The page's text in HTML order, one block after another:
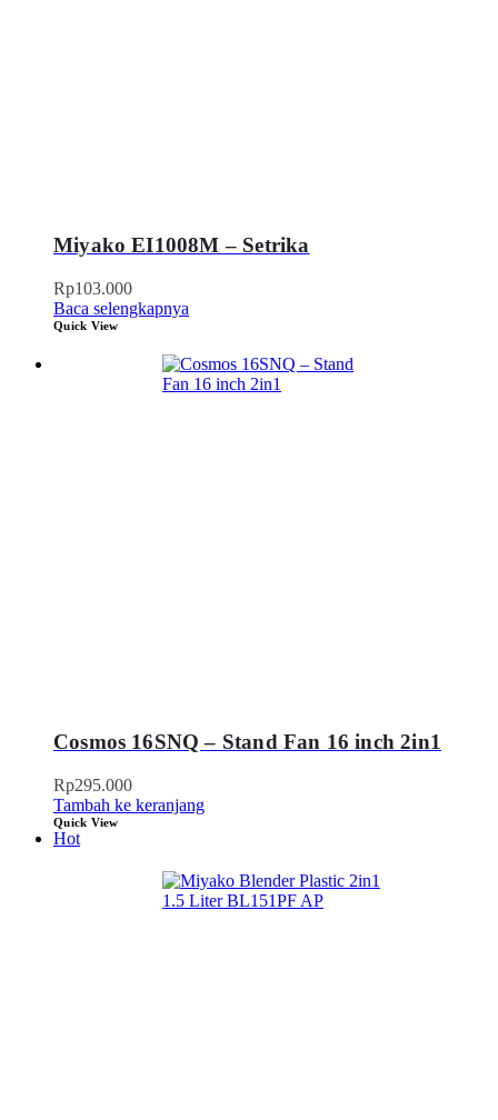
Miyako EI1008M – Setrika
Rp103.000
Baca selengkapnya
Quick View
Cosmos 16SNQ – Stand Fan 16 inch 2in1
Rp295.000
Tambah ke keranjang
Quick View
Hot